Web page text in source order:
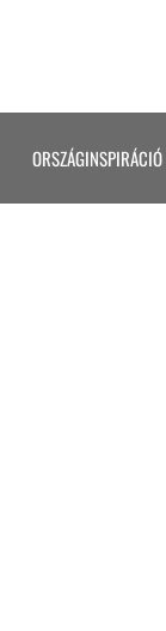
ORSZÁGINSPIRÁCIÓ